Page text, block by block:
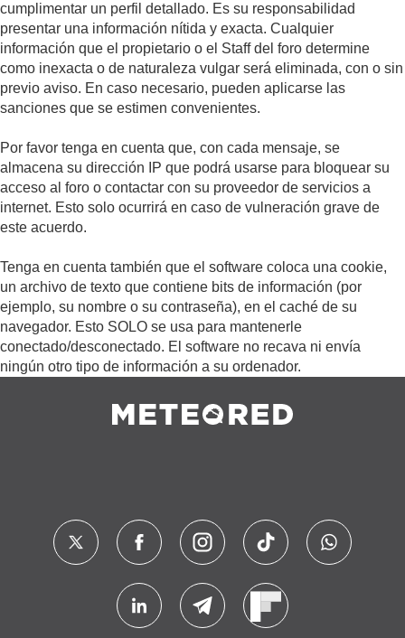
cumplimentar un perfil detallado. Es su responsabilidad
presentar una información nítida y exacta. Cualquier
información que el propietario o el Staff del foro determine
como inexacta o de naturaleza vulgar será eliminada, con o sin
previo aviso. En caso necesario, pueden aplicarse las
sanciones que se estimen convenientes.
Por favor tenga en cuenta que, con cada mensaje, se
almacena su dirección IP que podrá usarse para bloquear su
acceso al foro o contactar con su proveedor de servicios a
internet. Esto solo ocurrirá en caso de vulneración grave de
este acuerdo.
Tenga en cuenta también que el software coloca una cookie,
un archivo de texto que contiene bits de información (por
ejemplo, su nombre o su contraseña), en el caché de su
navegador. Esto SOLO se usa para mantenerle
conectado/desconectado. El software no recava ni envía
ningún otro tipo de información a su ordenador.